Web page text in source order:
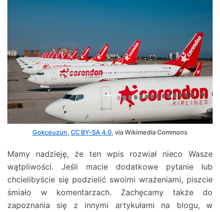
Gokceuzun, CC BY-SA 4.0, via Wikimedia Commons
Mamy nadzieję, że ten wpis rozwiał nieco Wasze
wątpliwości. Jeśli macie dodatkowe pytanie lub
chcielibyście się podzielić swoimi wrażeniami, piszcie
śmiało w komentarzach. Zachęcamy także do
zapoznania się z innymi artykułami na blogu, w